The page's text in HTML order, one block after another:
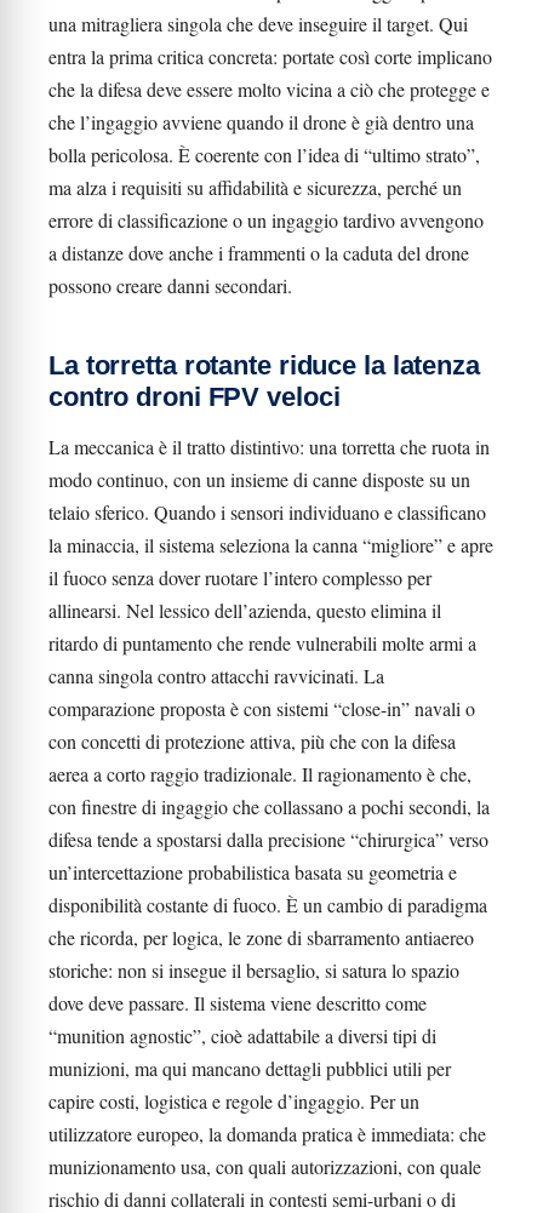
una mitragliera singola che deve inseguire il target. Qui
entra la prima critica concreta: portate così corte implicano
che la difesa deve essere molto vicina a ciò che protegge e
che l’ingaggio avviene quando il drone è già dentro una
bolla pericolosa. È coerente con l’idea di “ultimo strato”,
ma alza i requisiti su affidabilità e sicurezza, perché un
errore di classificazione o un ingaggio tardivo avvengono
a distanze dove anche i frammenti o la caduta del drone
possono creare danni secondari.
La torretta rotante riduce la latenza
contro droni FPV veloci
La meccanica è il tratto distintivo: una torretta che ruota in
modo continuo, con un insieme di canne disposte su un
telaio sferico. Quando i sensori individuano e classificano
la minaccia, il sistema seleziona la canna “migliore” e apre
il fuoco senza dover ruotare l’intero complesso per
allinearsi. Nel lessico dell’azienda, questo elimina il
ritardo di puntamento che rende vulnerabili molte armi a
canna singola contro attacchi ravvicinati. La
comparazione proposta è con sistemi “close-in” navali o
con concetti di protezione attiva, più che con la difesa
aerea a corto raggio tradizionale. Il ragionamento è che,
con finestre di ingaggio che collassano a pochi secondi, la
difesa tende a spostarsi dalla precisione “chirurgica” verso
un’intercettazione probabilistica basata su geometria e
disponibilità costante di fuoco. È un cambio di paradigma
che ricorda, per logica, le zone di sbarramento antiaereo
storiche: non si insegue il bersaglio, si satura lo spazio
dove deve passare. Il sistema viene descritto come
“munition agnostic”, cioè adattabile a diversi tipi di
munizioni, ma qui mancano dettagli pubblici utili per
capire costi, logistica e regole d’ingaggio. Per un
utilizzatore europeo, la domanda pratica è immediata: che
munizionamento usa, con quali autorizzazioni, con quale
rischio di danni collaterali in contesti semi-urbani o di